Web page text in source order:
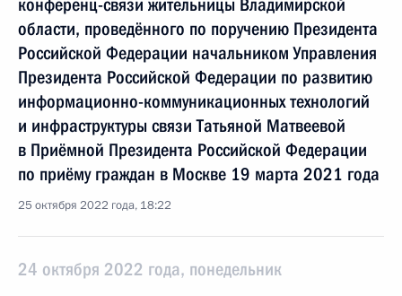
конференц-связи жительницы Владимирской
области, проведённого по поручению Президента
Российской Федерации начальником Управления
Президента Российской Федерации по развитию
информационно-коммуникационных технологий
и инфраструктуры связи Татьяной Матвеевой
в Приёмной Президента Российской Федерации
по приёму граждан в Москве 19 марта 2021 года
25 октября 2022 года, 18:22
24 октября 2022 года, понедельник